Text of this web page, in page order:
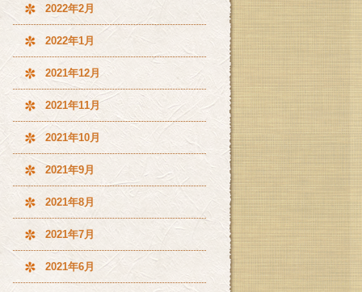
2022年2月
2022年1月
2021年12月
2021年11月
2021年10月
2021年9月
2021年8月
2021年7月
2021年6月